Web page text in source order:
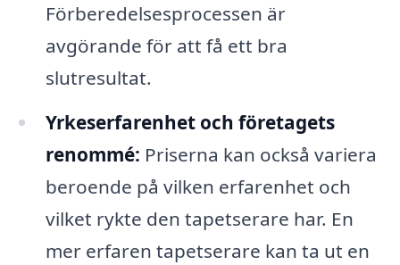
Förberedelsesprocessen är
avgörande för att få ett bra
slutresultat.
Yrkeserfarenhet och företagets
renommé: Priserna kan också variera
beroende på vilken erfarenhet och
vilket rykte den tapetserare har. En
mer erfaren tapetserare kan ta ut en